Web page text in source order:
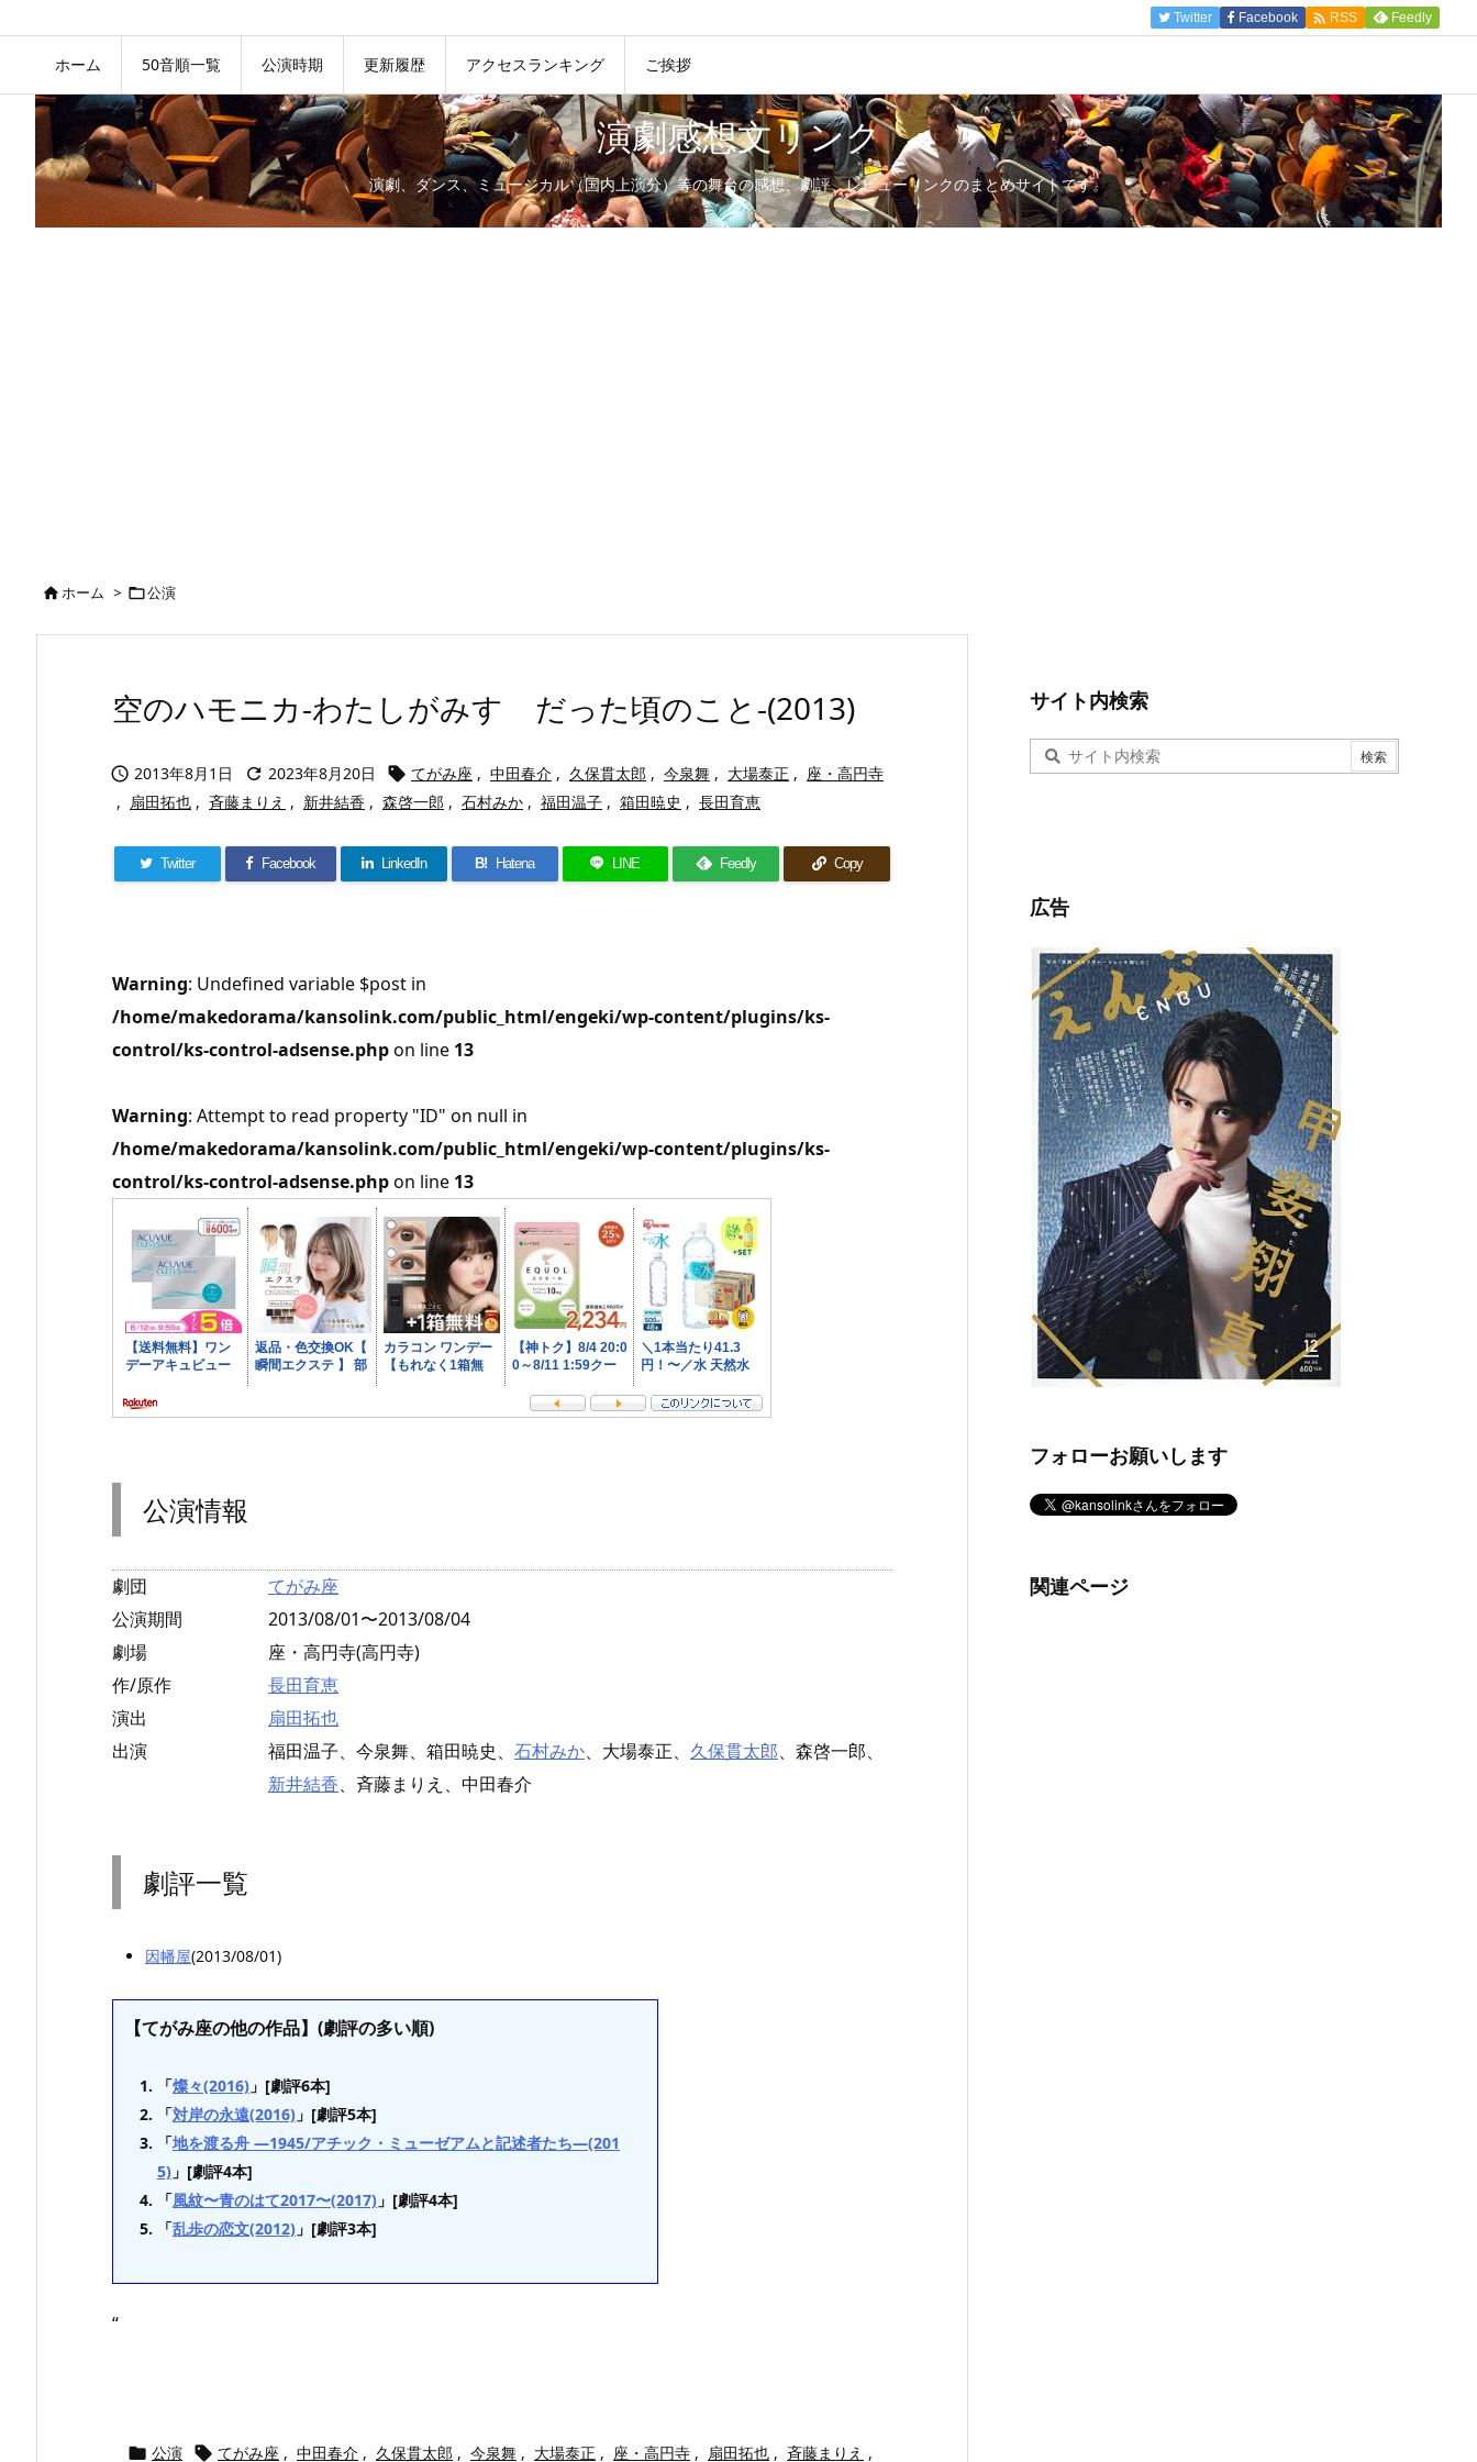
ホーム 50音順一覧 公演時期 更新履歴 アクセスランキング ご挨拶
Twitter Facebook  RSS Feedly
演劇感想文リンク
演劇、ダンス、ミュージカル（国内上演分）等の舞台の感想、劇評、レビューリンクのまとめサイトです。
ホーム > 公演
空のハモニカ-わたしがみすゞだった頃のこと-(2013)
 2013年8月1日  2023年8月20日  てがみ座 , 中田春介 , 久保貫太郎 , 今泉舞 , 大場泰正 , 座・高円寺
, 扇田拓也 , 斉藤まりえ , 新井結香 , 森啓一郎 , 石村みか , 福田温子 , 箱田暁史 , 長田育恵
Twitter Facebook LinkedIn B! Hatena LINE Feedly Copy
Warning: Undefined variable $post in
/home/makedorama/kansolink.com/public_html/engeki/wp-content/plugins/ks-
control/ks-control-adsense.phpon line 13
Warning: Attempt to read property "ID" on null in
/home/makedorama/kansolink.com/public_html/engeki/wp-content/plugins/ks-
control/ks-control-adsense.phpon line 13
公演情報
劇団
てがみ座
公演期間
2013/08/01〜2013/08/04
劇場
座・高円寺(高円寺)
作/原作
長田育恵
演出
扇田拓也
出演
福田温子、今泉舞、箱田暁史、 石村みか、大場泰正、 久保貫太郎、森啓一郎、
新井結香、斉藤まりえ、中田春介
劇評一覧
因幡屋(2013/08/01)
【てがみ座の他の作品】(劇評の多い順)
「燦々(2016) 」[劇評6本]
「対岸の永遠(2016) 」[劇評5本]
「地を渡る舟 —1945/アチック・ミューゼアムと記述者たち—(201
5) 」[劇評4本]
「風紋〜青のはて2017〜(2017) 」[劇評4本]
「乱歩の恋文(2012) 」[劇評3本]
“
 公演  てがみ座 , 中田春介 , 久保貫太郎 , 今泉舞 , 大場泰正 , 座・高円寺 , 扇田拓也 , 斉藤まりえ ,
サイト内検索
広告
フォローお願いします
関連ページ